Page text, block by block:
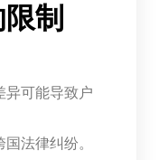
制
异可能导致户
法律纠纷。